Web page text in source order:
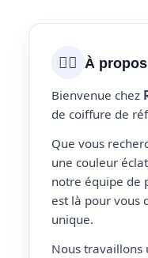
💇‍♀️ À
Bienvenue chez
de coiffure de
Que vous
une couleur
notre équipe de
est là pour vous
unique.
Nous travaillons